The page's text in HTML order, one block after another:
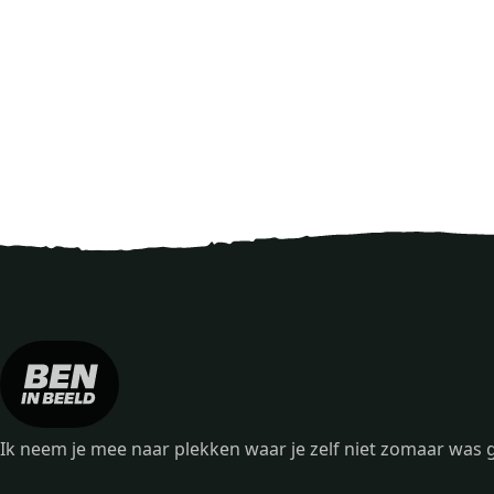
Ik neem je mee naar plekken waar je zelf niet zomaar was